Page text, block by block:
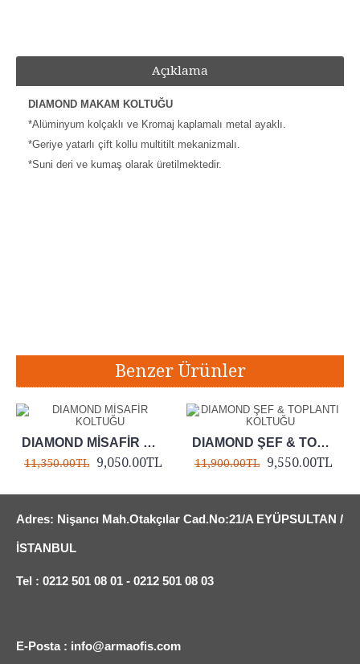
Açıklama
DIAMOND MAKAM KOLTUĞU
*Alüminyum kolçaklı ve Kromaj kaplamalı metal ayaklı.
*Geriye yatarlı çift kollu multitilt mekanizmalı.
*Suni deri ve kumaş olarak üretilmektedir.
Benzer Ürünler
DIAMOND MİSAFİR KOLTUĞU
11,350.00TL 9,050.00TL
DIAMOND ŞEF & TOPLANTI KOLTUĞU
11,900.00TL 9,550.00TL
Adres: Nişancı Mah.Otakçılar Cad.No:21/A EYÜPSULTAN /
İSTANBUL
Tel : 0212 501 08 01 - 0212 501 08 03
E-Posta : info@armaofis.com